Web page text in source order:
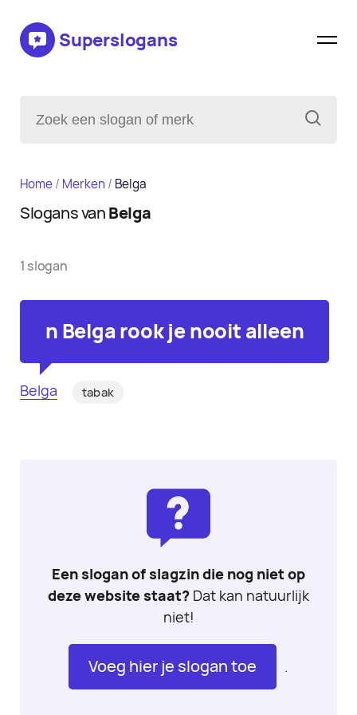
Superslogans
Home/ Merken/ Belga
Slogans vanBelga
1 slogan
n Belga rook je nooit alleen
Belga tabak
Een slogan of slagzin die nog niet op
deze website staat? Dat kan natuurlijk
niet!
Voeg hier je slogan toe .